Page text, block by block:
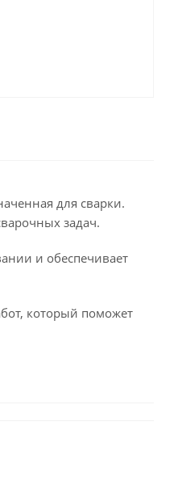
для сварки.
задач.
и обеспечивает
который поможет